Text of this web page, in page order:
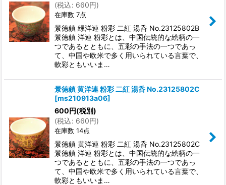
(税込: 660円)
在庫数 7点
景徳鎮 緑洋連 粉彩 二紅 湯呑 No.23125802B
景徳鎮 洋連 粉彩とは、中国伝統的な絵柄の一
つであるとともに、五彩の手法の一つであっ
て、中国や欧米で多く用いられている言葉で、
軟彩ともいいま…
景徳鎮 黄洋連 粉彩 二紅 湯呑 No.23125802C
[ms210913a06]
600円(税別)
(税込: 660円)
在庫数 14点
景徳鎮 黄洋連 粉彩 二紅 湯呑 No.23125802C
景徳鎮 洋連 粉彩とは、中国伝統的な絵柄の一
つであるとともに、五彩の手法の一つであっ
て、中国や欧米で多く用いられている言葉で、
軟彩ともいいま…